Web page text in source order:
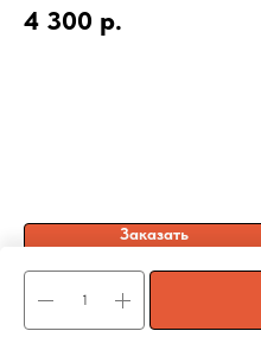
4 300 р.
Заказать